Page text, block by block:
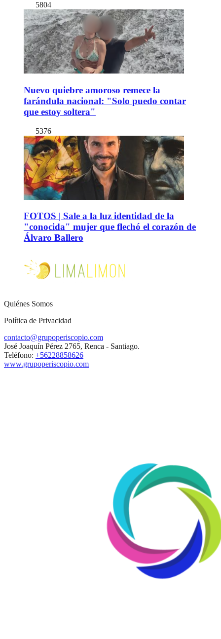
5804
Nuevo quiebre amoroso remece la
farándula nacional: "Solo puedo contar
que estoy soltera"
5376
FOTOS | Sale a la luz identidad de la
"conocida" mujer que flechó el corazón de
Álvaro Ballero
Quiénes Somos
Política de Privacidad
contacto@grupoperiscopio.com
José Joaquín Pérez 2765, Renca - Santiago.
Teléfono: +56228858626
www.grupoperiscopio.com